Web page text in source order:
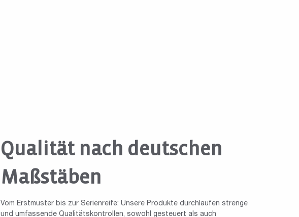
Qualität nach deutschen
Maßstäben
Vom Erstmuster bis zur Serienreife: Unsere Produkte durchlaufen strenge
und umfassende Qualitätskontrollen, sowohl gesteuert als auch